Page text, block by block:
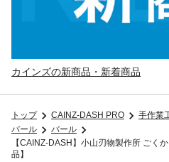
カインズの新商品・新着商品
トップ CAINZ-DASH PRO 手作業
バール
バール
【CAINZ-DASH】小山刃物製作所 ごく
品】